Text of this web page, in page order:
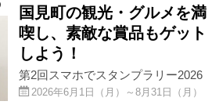
国見町の観光・グルメを満
喫し、素敵な賞品もゲット
しよう！
第2回スマホでスタンプラリー2026
2026年6月1日（月）～8月31日（月）